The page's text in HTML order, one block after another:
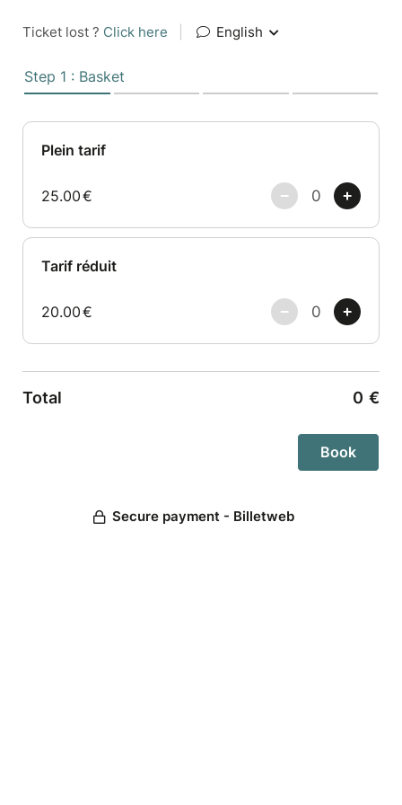
Ticket lost ? Click here English
Step 1 : Basket
Plein tarif
25.00€
Tarif réduit
20.00€
Total 0 €
Secure payment - Billetweb